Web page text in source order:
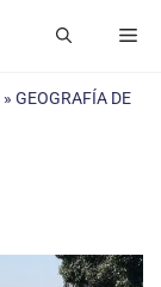
» GEOGRAFÍA DE